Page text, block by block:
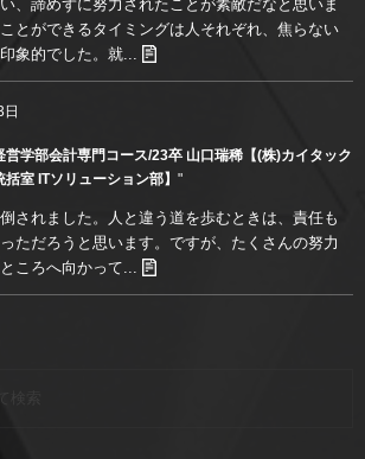
、諦めずに努力されたことが素敵だなと思いま
とができるタイミングは人それぞれ、焦らない
象的でした。就...
学部会計専門コース/23卒 山口瑞稀【(株)カイタック
室 ITソリューション部】 "
されました。人と違う道を歩むときは、責任も
ただろうと思います。ですが、たくさんの努力
ころへ向かって...